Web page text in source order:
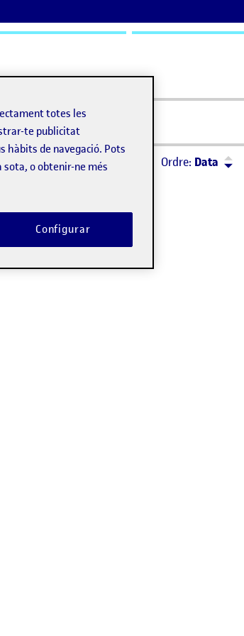
Ajuda
Ordre: Data Ordre:
2,5D
totes les
te publicitat
hàbits de navegació. Pots
o obtenir-ne més
Configurar